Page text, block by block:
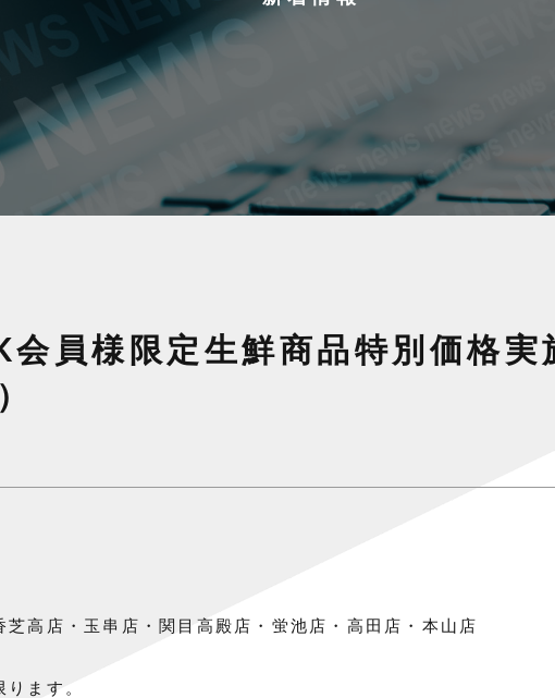
会員様限定生鮮商品特別価格
高店・玉串店・関目高殿店・蛍池店・高田店・本山店
ます。